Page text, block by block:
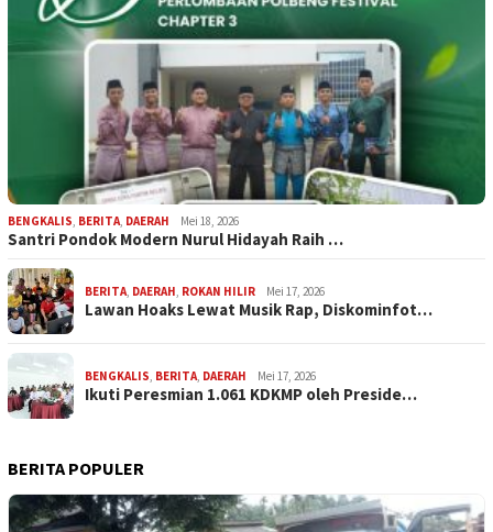
BENGKALIS BERITA DAERAH Mei 18, 2026
Santri Pondok Modern Nurul Hidayah Raih …
BERITA DAERAH ROKAN HILIR Mei 17, 2026
Lawan Hoaks Lewat Musik Rap, Diskominfot…
BENGKALIS BERITA DAERAH Mei 17, 2026
Ikuti Peresmian 1.061 KDKMP oleh Preside…
BERITA POPULER